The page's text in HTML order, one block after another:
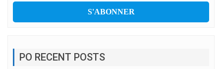
PO RECENT POSTS